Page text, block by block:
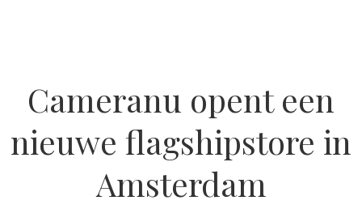
Cameranu opent een
nieuwe flagshipstore in
Amsterdam